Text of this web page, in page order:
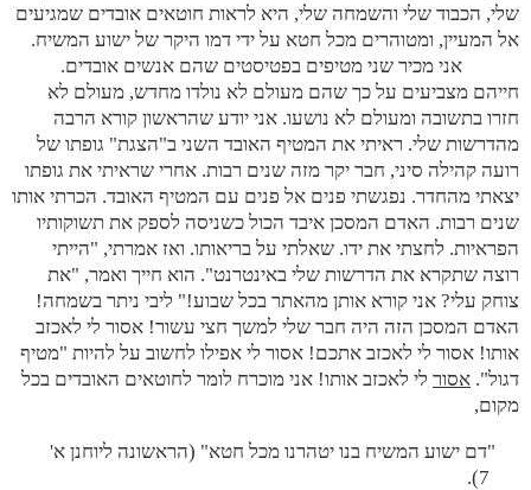
שלי, הכבוד שלי והשמחה שלי, היא לראות חוטאים אובדים שמגיעים
אל המעיין, ומטוהרים מכל חטא על ידי דמו היקר של ישוע המשיח.
אני מכיר שני מטיפים בפטיסטים שהם אנשים אובדים.
חייהם מצביעים על כך שהם מעולם לא נולדו מחדש, מעולם לא
חזרו בתשובה ומעולם לא נושעו. אני יודע שהראשון קורא הרבה
מהדרשות שלי. ראיתי את המטיף האובד השני ב"הצגת" גופתו של
רועה קהילה סיני, חבר יקר מזה שנים רבות. אחרי שראיתי את גופתו
יצאתי מהחדר. נפגשתי פנים אל פנים עם המטיף האובד. הכרתי אותו
שנים רבות. האדם המסכן איבד הכול כשניסה לספק את תשוקותיו
הפראיות. לחצתי את ידו. שאלתי על בריאותו. ואז אמרתי, "הייתי
רוצה שתקרא את הדרשות שלי באינטרנט". הוא חייך ואמר, "את
צוחק עלי? אני קורא אותן מהאתר בכל שבוע!" ליבי ניתר בשמחה!
האדם המסכן הזה היה חבר שלי למשך חצי עשור! אסור לי לאכזב
אותו! אסור לי לאכזב אתכם! אסור לי אפילו לחשוב על להיות "מטיף
דגול". אסור לי לאכזב אותו! אני מוכרח לומר לחוטאים האובדים בכל
מקום,
"דם ישוע המשיח בנו יטהרנו מכל חטא" (הראשונה ליוחנן א'
7).